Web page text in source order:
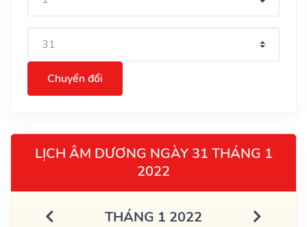
Chuyển đổi
LỊCH ÂM DƯƠNG NGÀY 31 THÁNG 1
2022
THÁNG 1 2022